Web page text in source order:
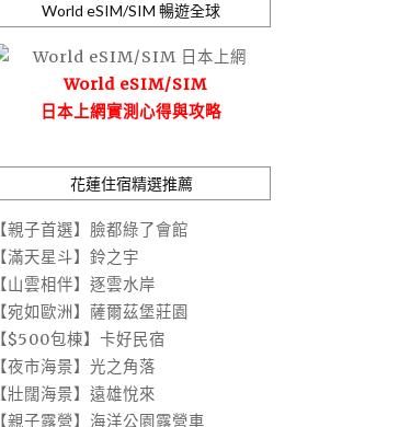
World eSIM/SIM 暢遊全球
World eSIM/SIM
日本上網實測心得與攻略
花蓮住宿精選推薦
【親子首選】臉都綠了會館
【滿天星斗】鈴之宇
【山雲相伴】逐雲水岸
【宛如歐洲】薩爾茲堡莊園
【$500包棟】卡好民宿
【夜市海景】光之角落
【壯闊海景】遠雄悅來
【親子露營】海洋公園露營車